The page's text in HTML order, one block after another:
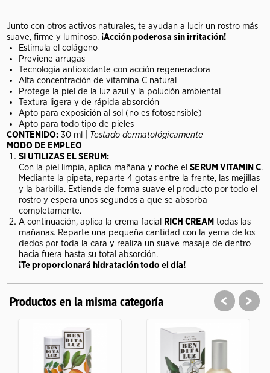
Junto con otros activos naturales, te ayudan a lucir un rostro más
suave, firme y luminoso. ¡Acción poderosa sin irritación!
Estimula el colágeno
Previene arrugas
Tecnología antioxidante con acción regeneradora
Alta concentración de vitamina C natural
Protege la piel de la luz azul y la polución ambiental
Textura ligera y de rápida absorción
Apto para exposición al sol (no es fotosensible)
Apto para todo tipo de pieles
CONTENIDO: 30 ml |
Testado dermatológicamente
MODO DE EMPLEO
SI UTILIZAS EL SERUM:
Con la piel limpia, aplica mañana y noche elSERUM VITAMIN C.
Mediante la pipeta, reparte 4 gotas entre la frente, las mejillas
y la barbilla. Extiende de forma suave el producto por todo el
rostro y espera unos segundos a que se absorba
completamente.
A continuación, aplica la crema facial
RICH CREAM todas las
mañanas. Reparte una pequeña cantidad con la yema de los
dedos por toda la cara y realiza un suave masaje de dentro
hacia fuera hasta su total absorción.
¡Te proporcionará hidratación todo el día!
Productos en la misma categoría < >